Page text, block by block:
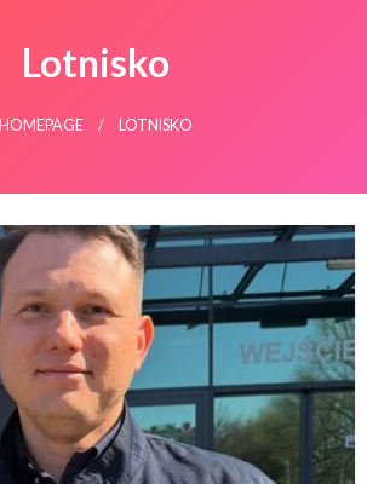
Lotnisko
HOMEPAGE LOTNISKO